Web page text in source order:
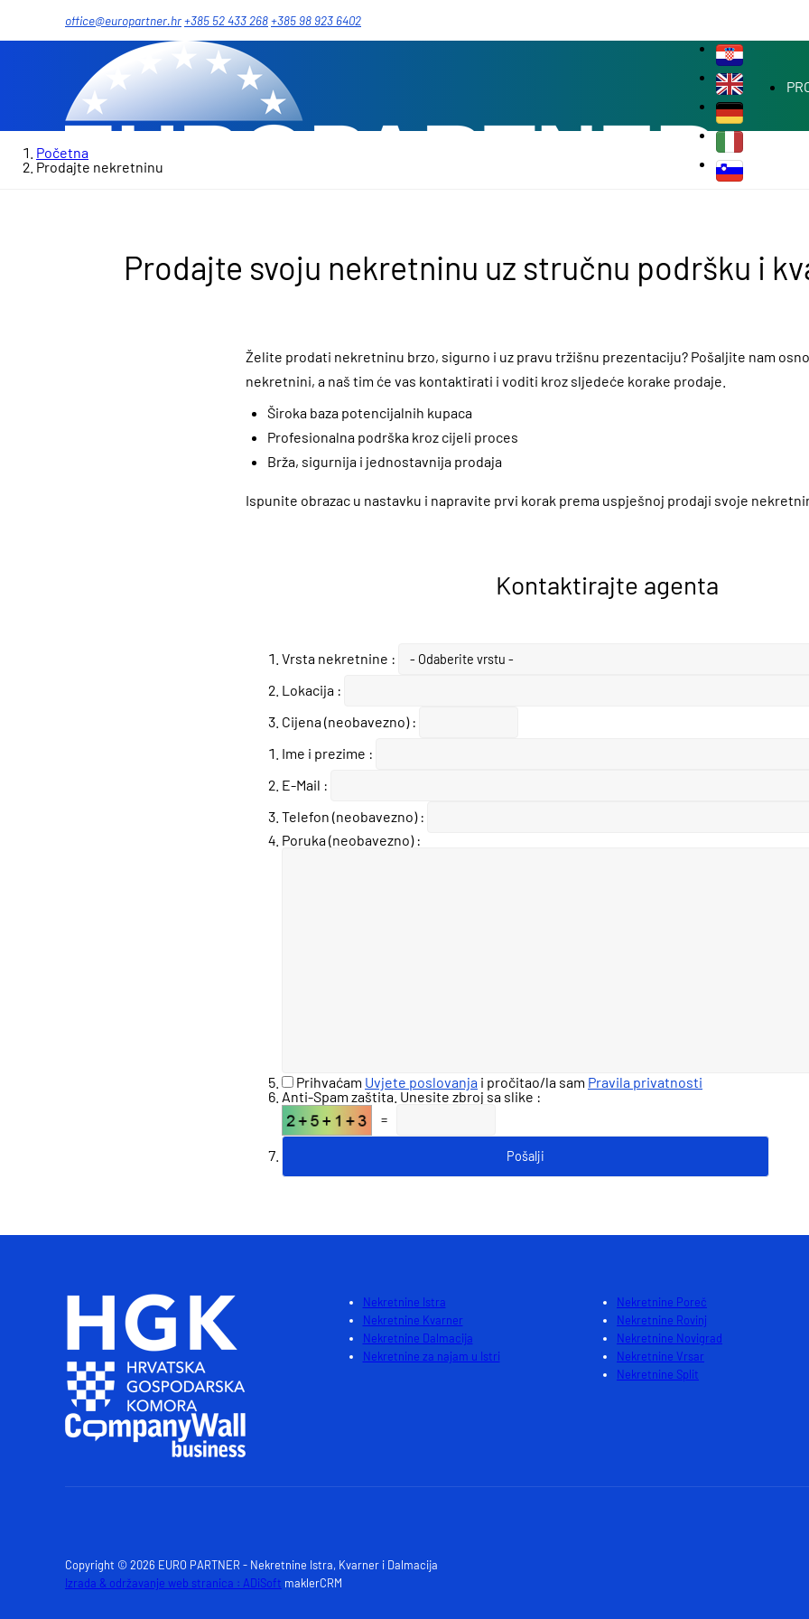
office@europartner.hr+385 52 433 268+385 98 923 6402
Početna
Prodajte nekretninu
Prodajte svoju nekretninu uz stručnu podršku i
Želite prodati nekretninu brzo, sigurno i uz pravu tržišnu prezentaciju? Pošaljite nam
nekretnini, a naš tim će vas kontaktirati i voditi kroz sljedeće korake prodaje.
Široka baza potencijalnih kupaca
Profesionalna podrška kroz cijeli proces
Brža, sigurnija i jednostavnija prodaja
Ispunite obrazac u nastavku i napravite prvi korak prema uspješnoj prodaji svoje
Kontaktirajte agenta
Vrsta nekretnine :
Lokacija :
Cijena (neobavezno) :
Ime i prezime :
E-Mail :
Telefon (neobavezno) :
Poruka (neobavezno) :
Prihvaćam Uvjete poslovanja i pročitao/la sam Pravila privatnosti
Anti-Spam zaštita. Unesite zbroj sa slike :
=
Nekretnine Istra
Nekretnine Kvarner
Nekretnine Dalmacija
Nekretnine za najam u Istri
Nekretnine Poreč
Nekretnine Rovinj
Nekretnine Novigrad
Nekretnine Vrsar
Nekretnine Split
Copyright © 2026 EURO PARTNER - Nekretnine Istra, Kvarner i Dalmacija
Izrada & održavanje web stranica : ADiSoft maklerCRM